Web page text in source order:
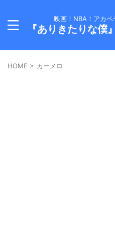
映画！NBA！アカペ
『ありきたりな僕
HOME > カーメロ